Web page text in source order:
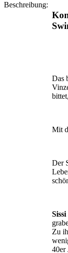
Beschreibung:
Das
Mit
Der
Zu
40er